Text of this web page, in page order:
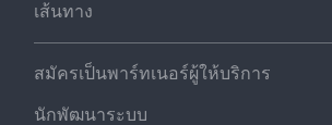
เส้นทาง
สมัครเป็นพาร์ทเนอร์ผู้ให้บริการ
นักพัฒนาระบบ